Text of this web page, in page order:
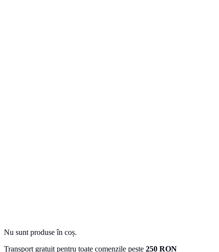
Nu sunt produse în coș.
Transport gratuit pentru toate comenzile peste 250 RON